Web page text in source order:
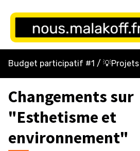
Budget participatif #1 /
Changements sur
"Esthetisme et
environnement"